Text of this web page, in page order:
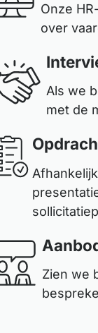
Onze
over
Als we
met de
Zien we